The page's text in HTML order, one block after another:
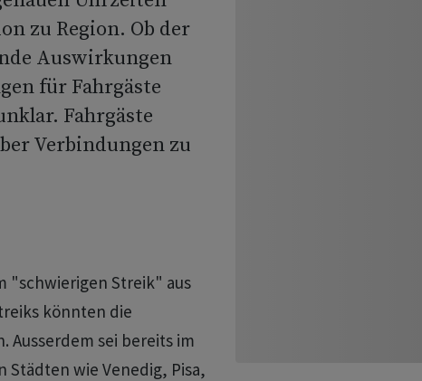
zu Region. Ob der
Auswirkungen
für Fahrgäste
Fahrgäste
Verbindungen zu
"schwierigen Streik" aus
könnten die
Ausserdem sei bereits im
Städten wie Venedig, Pisa,